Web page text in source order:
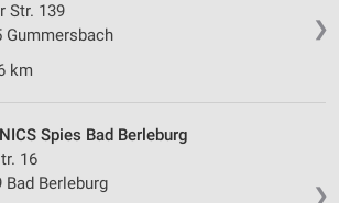
❯
Str. 139
Gummersbach
km
❯
Spies Bad Berleburg
16
Bad Berleburg
von Inhalten
durch Statistiken oder
der Angebote
Daten zur Auswahl von